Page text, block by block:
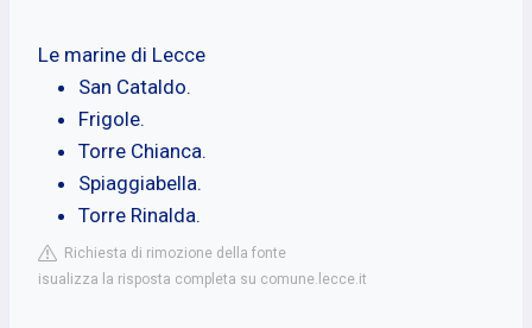
Le marine di Lecce
San Cataldo.
Frigole.
Torre Chianca.
Spiaggiabella.
Torre Rinalda.
Richiesta di rimozione della fonte
isualizza la risposta completa su comune.lecce.it